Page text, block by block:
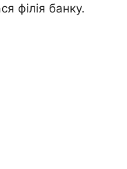
філія банку.